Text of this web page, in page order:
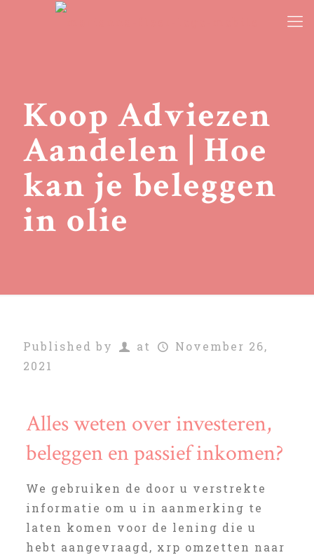
Koop Adviezen
Aandelen | Hoe
kan je beleggen
in olie
Published by at
November 26,
2021
Alles weten over investeren,
beleggen en passief inkomen?
We gebruiken de door u verstrekte
informatie om u in aanmerking te
laten komen voor de lening die u
hebt aangevraagd, xrp omzetten naar